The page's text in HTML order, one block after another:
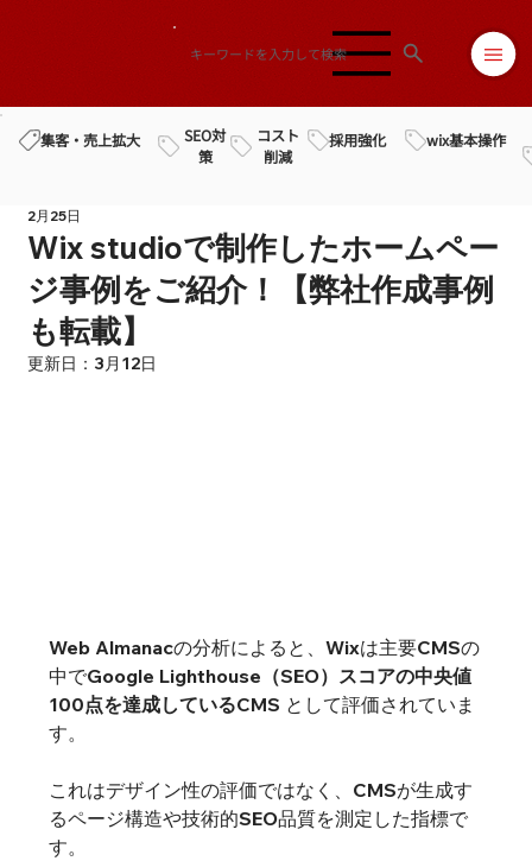
集客・売上拡大
SEO対
策
コスト
削減
採用強化 wix基本操作
Wix studioで制作したホームペー
ジ事例をご紹介！【弊社作成事例
も転載】
2月25日
更新日： 3月12日
Web Almanacの分析によると、Wixは主要CMSの
中でGoogle Lighthouse（SEO）スコアの中央値
100点を達成しているCMS として評価されていま
す。
これはデザイン性の評価ではなく、CMSが生成す
るページ構造や技術的SEO品質を測定した指標で
す。